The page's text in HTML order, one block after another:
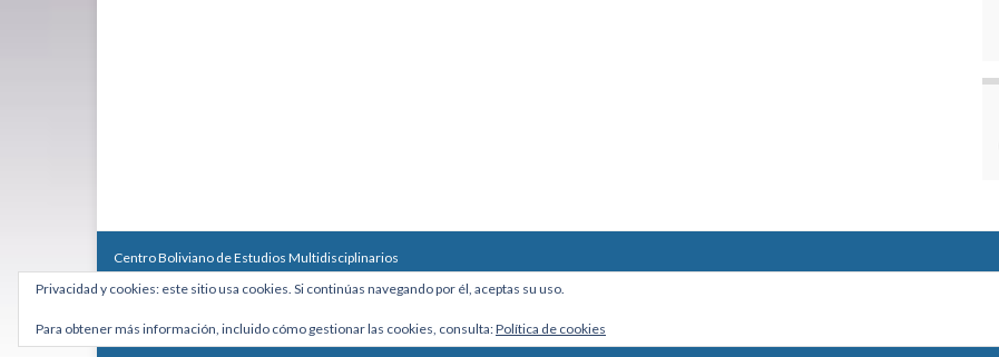
Centro Boliviano de Estudios Multidisciplinarios
Calle Macario Pinilla # 2588 esq. Av. Arce, Edificio Arcadia, Mezzanine, Of. 101 - La Paz, Bolivia
Teléfono: +591 2431818 - Celular: +591 73027636
Hecho con
por Graphene Themes.
Privacidad y cookies: este sitio usa cookies. Si continúas navegando por él, aceptas su uso.
Para obtener más información, incluido cómo gestionar las cookies, consulta:Política de cookies